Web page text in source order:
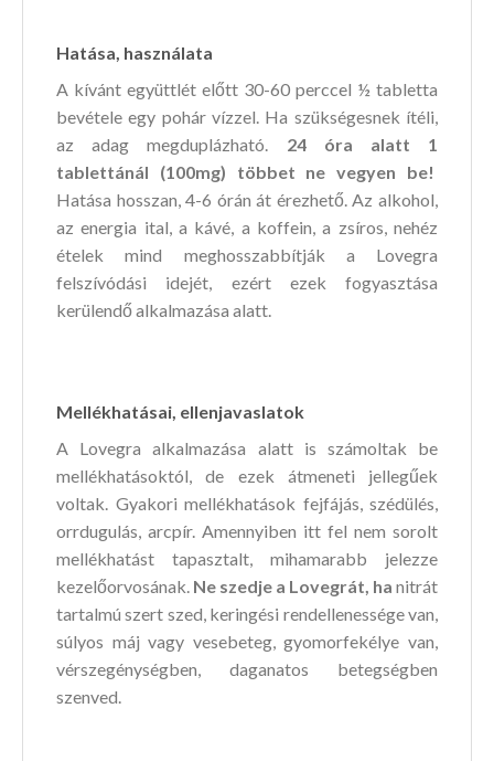
Hatása, használata
A kívánt együttlét előtt 30-60 perccel ½ tabletta
bevétele egy pohár vízzel. Ha szükségesnek ítéli,
az adag megduplázható. 24 óra alatt 1
tablettánál (100mg) többet ne vegyen be!
Hatása hosszan, 4-6 órán át érezhető. Az alkohol,
az energia ital, a kávé, a koffein, a zsíros, nehéz
ételek mind meghosszabbítják a Lovegra
felszívódási idejét, ezért ezek fogyasztása
kerülendő alkalmazása alatt.
Mellékhatásai, ellenjavaslatok
A Lovegra alkalmazása alatt is számoltak be
mellékhatásoktól, de ezek átmeneti jellegűek
voltak. Gyakori mellékhatások fejfájás, szédülés,
orrdugulás, arcpír. Amennyiben itt fel nem sorolt
mellékhatást tapasztalt, mihamarabb jelezze
kezelőorvosának. Ne szedje a Lovegrát, ha nitrát
tartalmú szert szed, keringési rendellenessége van,
súlyos máj vagy vesebeteg, gyomorfekélye van,
vérszegénységben, daganatos betegségben
szenved.